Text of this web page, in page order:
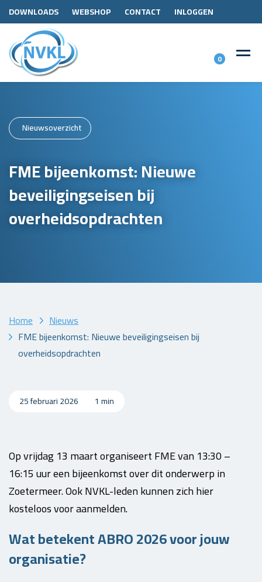
DOWNLOADS WEBSHOP CONTACT INLOGGEN
0
Nieuwsoverzicht
FME bijeenkomst: Nieuwe
beveiligingseisen bij
overheidsopdrachten
Home
Nieuws
FME bijeenkomst: Nieuwe beveiligingseisen bij
overheidsopdrachten
25 februari 2026 1 min
Op vrijdag 13 maart organiseert FME van 13:30 –
16:15 uur een bijeenkomst over dit onderwerp in
Zoetermeer. Ook NVKL-leden kunnen zich hier
kosteloos voor aanmelden.
Wat betekent ABRO 2026 voor jouw
organisatie?